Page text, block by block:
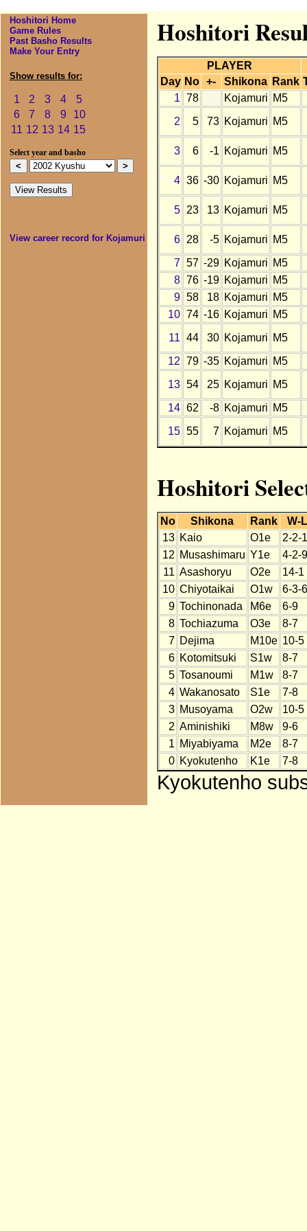
Hoshitori Home
Game Rules
Past Basho Results
Make Your Entry
Show results for:
1 2 3 4
5
6
7 8 9
10
11 12 13 14 15
Select year and basho
View career record for Kojamuri
Hoshitori
PLAYER
Day No +- Shikona Rank
1 78 Kojamuri M5
2
5 73 Kojamuri M5
3 6 -1 Kojamuri M5
4 36 -30 Kojamuri M5
5 23 13 Kojamuri M5
6 28 -5 Kojamuri M5
7 57 -29 Kojamuri M5
8 76 -19 Kojamuri M5
9 58 18 Kojamuri M5
10 74 -16 Kojamuri M5
11 44 30 Kojamuri M5
12 79 -35 Kojamuri M5
13 54 25 Kojamuri M5
14 62 -8 Kojamuri M5
15 55 7 Kojamuri M5
Hoshitori
No Shikona Rank
W-
13 Kaio O1e
2-2-
12 Musashimaru Y1e
4-2-9
11 Asashoryu O2e
14-1
10 Chiyotaikai O1w
6-3-6
9 Tochinonada M6e
6-9
8 Tochiazuma O3e
8-7
7 Dejima M10e 10-5
6 Kotomitsuki S1w
8-7
5 Tosanoumi M1w
8-7
4 Wakanosato S1e
7-8
3 Musoyama O2w
10-5
2 Aminishiki M8w
9-6
1 Miyabiyama M2e
8-7
0 Kyokutenho K1e 7-8
Kyokutenho